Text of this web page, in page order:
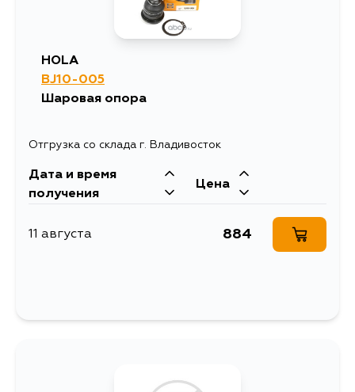
HOLA
BJ10-005
Шаровая опора
Отгрузка со склада г. Владивосток
Дата и время
получения
Цена
11 августа 884